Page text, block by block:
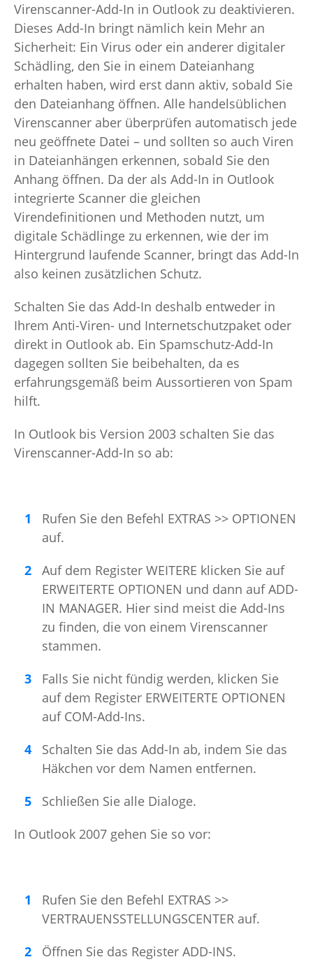
Virenscanner-Add-In in Outlook zu deaktivieren.
Dieses Add-In bringt nämlich kein Mehr an
Sicherheit: Ein Virus oder ein anderer digitaler
Schädling, den Sie in einem Dateianhang
erhalten haben, wird erst dann aktiv, sobald Sie
den Dateianhang öffnen. Alle handelsüblichen
Virenscanner aber überprüfen automatisch jede
neu geöffnete Datei – und sollten so auch Viren
in Dateianhängen erkennen, sobald Sie den
Anhang öffnen. Da der als Add-In in Outlook
integrierte Scanner die gleichen
Virendefinitionen und Methoden nutzt, um
digitale Schädlinge zu erkennen, wie der im
Hintergrund laufende Scanner, bringt das Add-In
also keinen zusätzlichen Schutz.
Schalten Sie das Add-In deshalb entweder in
Ihrem Anti-Viren- und Internetschutzpaket oder
direkt in Outlook ab. Ein Spamschutz-Add-In
dagegen sollten Sie beibehalten, da es
erfahrungsgemäß beim Aussortieren von Spam
hilft.
In Outlook bis Version 2003 schalten Sie das
Virenscanner-Add-In so ab:
Rufen Sie den Befehl EXTRAS >> OPTIONEN
auf.
Auf dem Register WEITERE klicken Sie auf
ERWEITERTE OPTIONEN und dann auf ADD-
IN MANAGER. Hier sind meist die Add-Ins
zu finden, die von einem Virenscanner
stammen.
Falls Sie nicht fündig werden, klicken Sie
auf dem Register ERWEITERTE OPTIONEN
auf COM-Add-Ins.
Schalten Sie das Add-In ab, indem Sie das
Häkchen vor dem Namen entfernen.
Schließen Sie alle Dialoge.
In Outlook 2007 gehen Sie so vor:
Rufen Sie den Befehl EXTRAS >>
VERTRAUENSSTELLUNGSCENTER auf.
Öffnen Sie das Register ADD-INS.